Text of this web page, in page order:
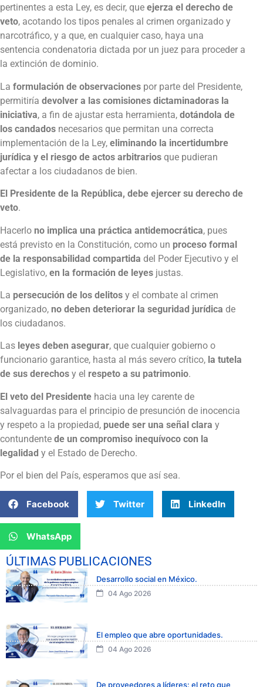
pertinentes a esta Ley, es decir, que ejerza el derecho de
veto, acotando los tipos penales al crimen organizado y
narcotráfico, y a que, en cualquier caso, haya una
sentencia condenatoria dictada por un juez para proceder a
la extinción de dominio.
La formulación de observaciones por parte del Presidente,
permitiría devolver a las comisiones dictaminadoras la
iniciativa, a fin de ajustar esta herramienta, dotándola de
los candados necesarios que permitan una correcta
implementación de la Ley, eliminando la incertidumbre
jurídica y el riesgo de actos arbitrarios que pudieran
afectar a los ciudadanos de bien.
El Presidente de la República, debe ejercer su derecho de
veto.
Hacerlo no implica una práctica antidemocrática, pues
está previsto en la Constitución, como un proceso formal
de la responsabilidad compartida del Poder Ejecutivo y el
Legislativo, en la formación de leyes justas.
La persecución de los delitos y el combate al crimen
organizado, no deben deteriorar la seguridad jurídica de
los ciudadanos.
Las leyes deben asegurar, que cualquier gobierno o
funcionario garantice, hasta al más severo crítico, la tutela
de sus derechos y el respeto a su patrimonio.
El veto del Presidente hacia una ley carente de
salvaguardas para el principio de presunción de inocencia
y respeto a la propiedad, puede ser una señal clara y
contundente de un compromiso inequívoco con la
legalidad y el Estado de Derecho.
Por el bien del País, esperamos que así sea.
Facebook Twitter LinkedIn
WhatsApp
ÚLTIMAS PUBLICACIONES
Desarrollo social en México.
04 Ago 2026
El empleo que abre oportunidades.
04 Ago 2026
De proveedores a líderes: el reto que